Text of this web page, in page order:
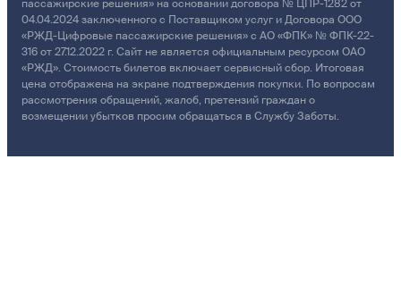
пассажирские решения» на основании договора № ЦПР-1282 от
04.04.2024 заключенного с Поставщиком услуг и Договора ООО
«РЖД-Цифровые пассажирские решения» с АО «ФПК» № ФПК-22-
316 от 27.12.2022 г. Сайт не является официальным ресурсом ОАО
«РЖД». Стоимость билетов включает сервисный сбор. Итоговая
цена отображена на экране подтверждения покупки. По вопросам
рассмотрения обращений, жалоб, претензий граждан о
возмещении убытков просим обращаться в Службу Заботы.